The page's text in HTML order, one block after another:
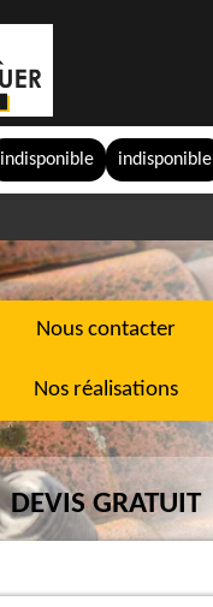
indisponible indisponible
Nous contacter
Nos réalisations
DEVIS GRATUIT